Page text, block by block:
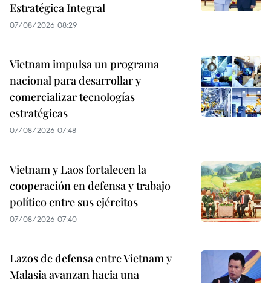
Estratégica Integral
07/08/2026 08:29
Vietnam impulsa un programa
nacional para desarrollar y
comercializar tecnologías
estratégicas
07/08/2026 07:48
Vietnam y Laos fortalecen la
cooperación en defensa y trabajo
político entre sus ejércitos
07/08/2026 07:40
Lazos de defensa entre Vietnam y
Malasia avanzan hacia una